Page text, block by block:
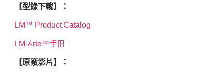
【型錄下載】：
LM™ Product Catalog
LM-Arte™手冊
【原廠影片】：